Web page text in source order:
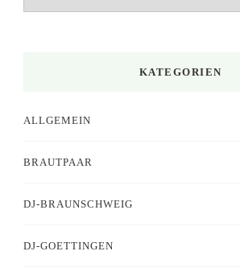
KATEGORIEN
ALLGEMEIN
BRAUTPAAR
DJ-BRAUNSCHWEIG
DJ-GOETTINGEN